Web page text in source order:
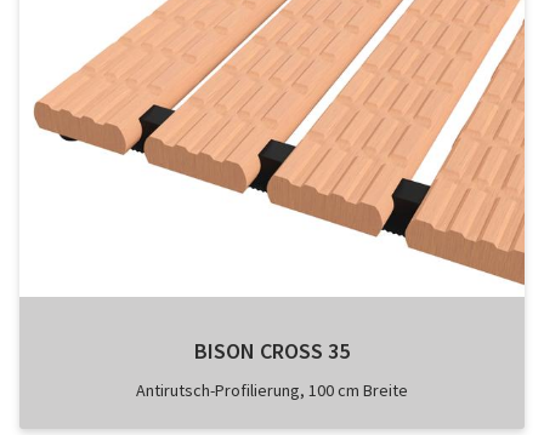
BISON CROSS 35
Antirutsch-Profilierung, 100 cm Breite